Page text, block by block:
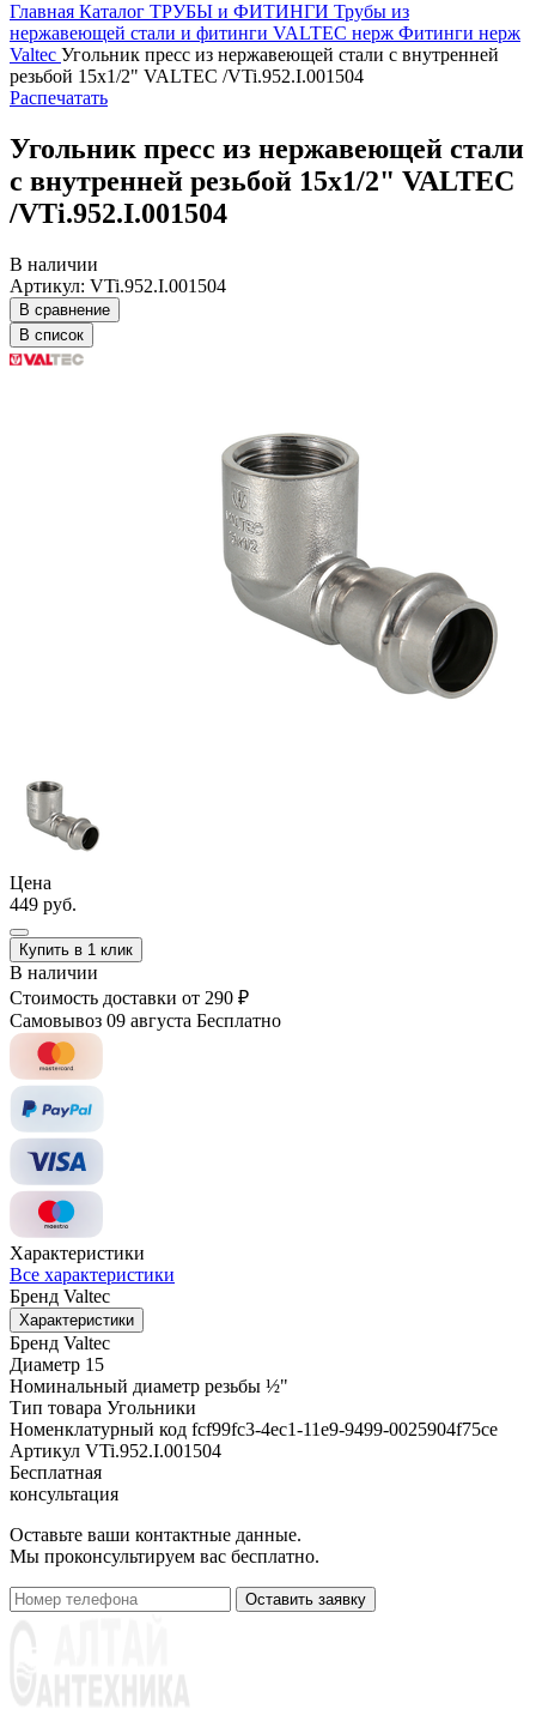
Главная Каталог ТРУБЫ и ФИТИНГИ Трубы из
нержавеющей стали и фитинги VALTEC нерж Фитинги нерж
Valtec Угольник пресс из нержавеющей стали с внутренней
резьбой 15х1/2" VALTEC /VTi.952.I.001504
Распечатать
Угольник пресс из нержавеющей стали
с внутренней резьбой 15х1/2" VALTEC
/VTi.952.I.001504
В наличии
Артикул: VTi.952.I.001504
В сравнение
В список
Цена
449 руб.
Купить в 1 клик
В наличии
Стоимость доставки от 290 ₽
Самовывоз 09 августа Бесплатно
Характеристики
Все характеристики
Бренд Valtec
Характеристики
Бренд Valtec
Диаметр 15
Номинальный диаметр резьбы ½"
Тип товара Угольники
Номенклатурный код fcf99fc3-4ec1-11e9-9499-0025904f75ce
Артикул VTi.952.I.001504
Бесплатная
консультация
Оставьте ваши контактные данные.
Мы проконсультируем вас бесплатно.
Оставить заявку